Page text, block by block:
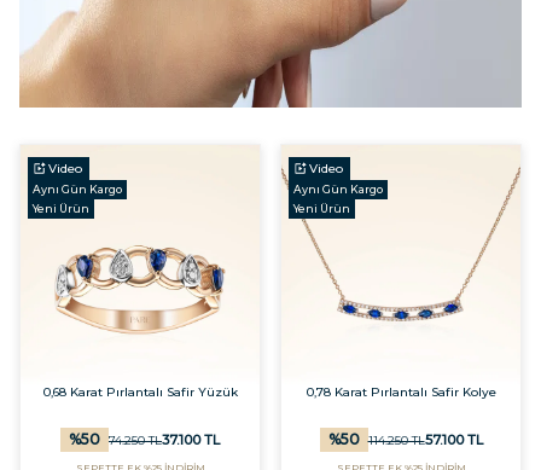
Video
Aynı Gün Kargo
Yeni Ürün
0,68 Karat Pırlantalı Safir Yüzük
%50 74.250TL37.100TL
Video
Aynı Gün Kargo
Yeni Ürün
0,78 Karat Pırlantalı Safir Kolye
%50 114.250TL57.100TL